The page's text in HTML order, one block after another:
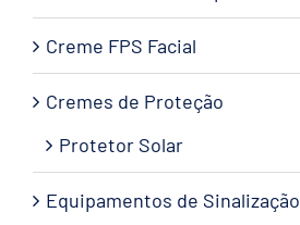
Creme FPS Facial
Cremes de Proteção
Protetor Solar
Equipamentos de Sinalização